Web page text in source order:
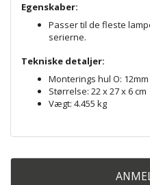
Egenskaber:
Passer til de fleste
serierne.
Tekniske detaljer:
Monterings hul O:
Størrelse: 22 x 27 x 6 cm
Vægt: 4.455 kg